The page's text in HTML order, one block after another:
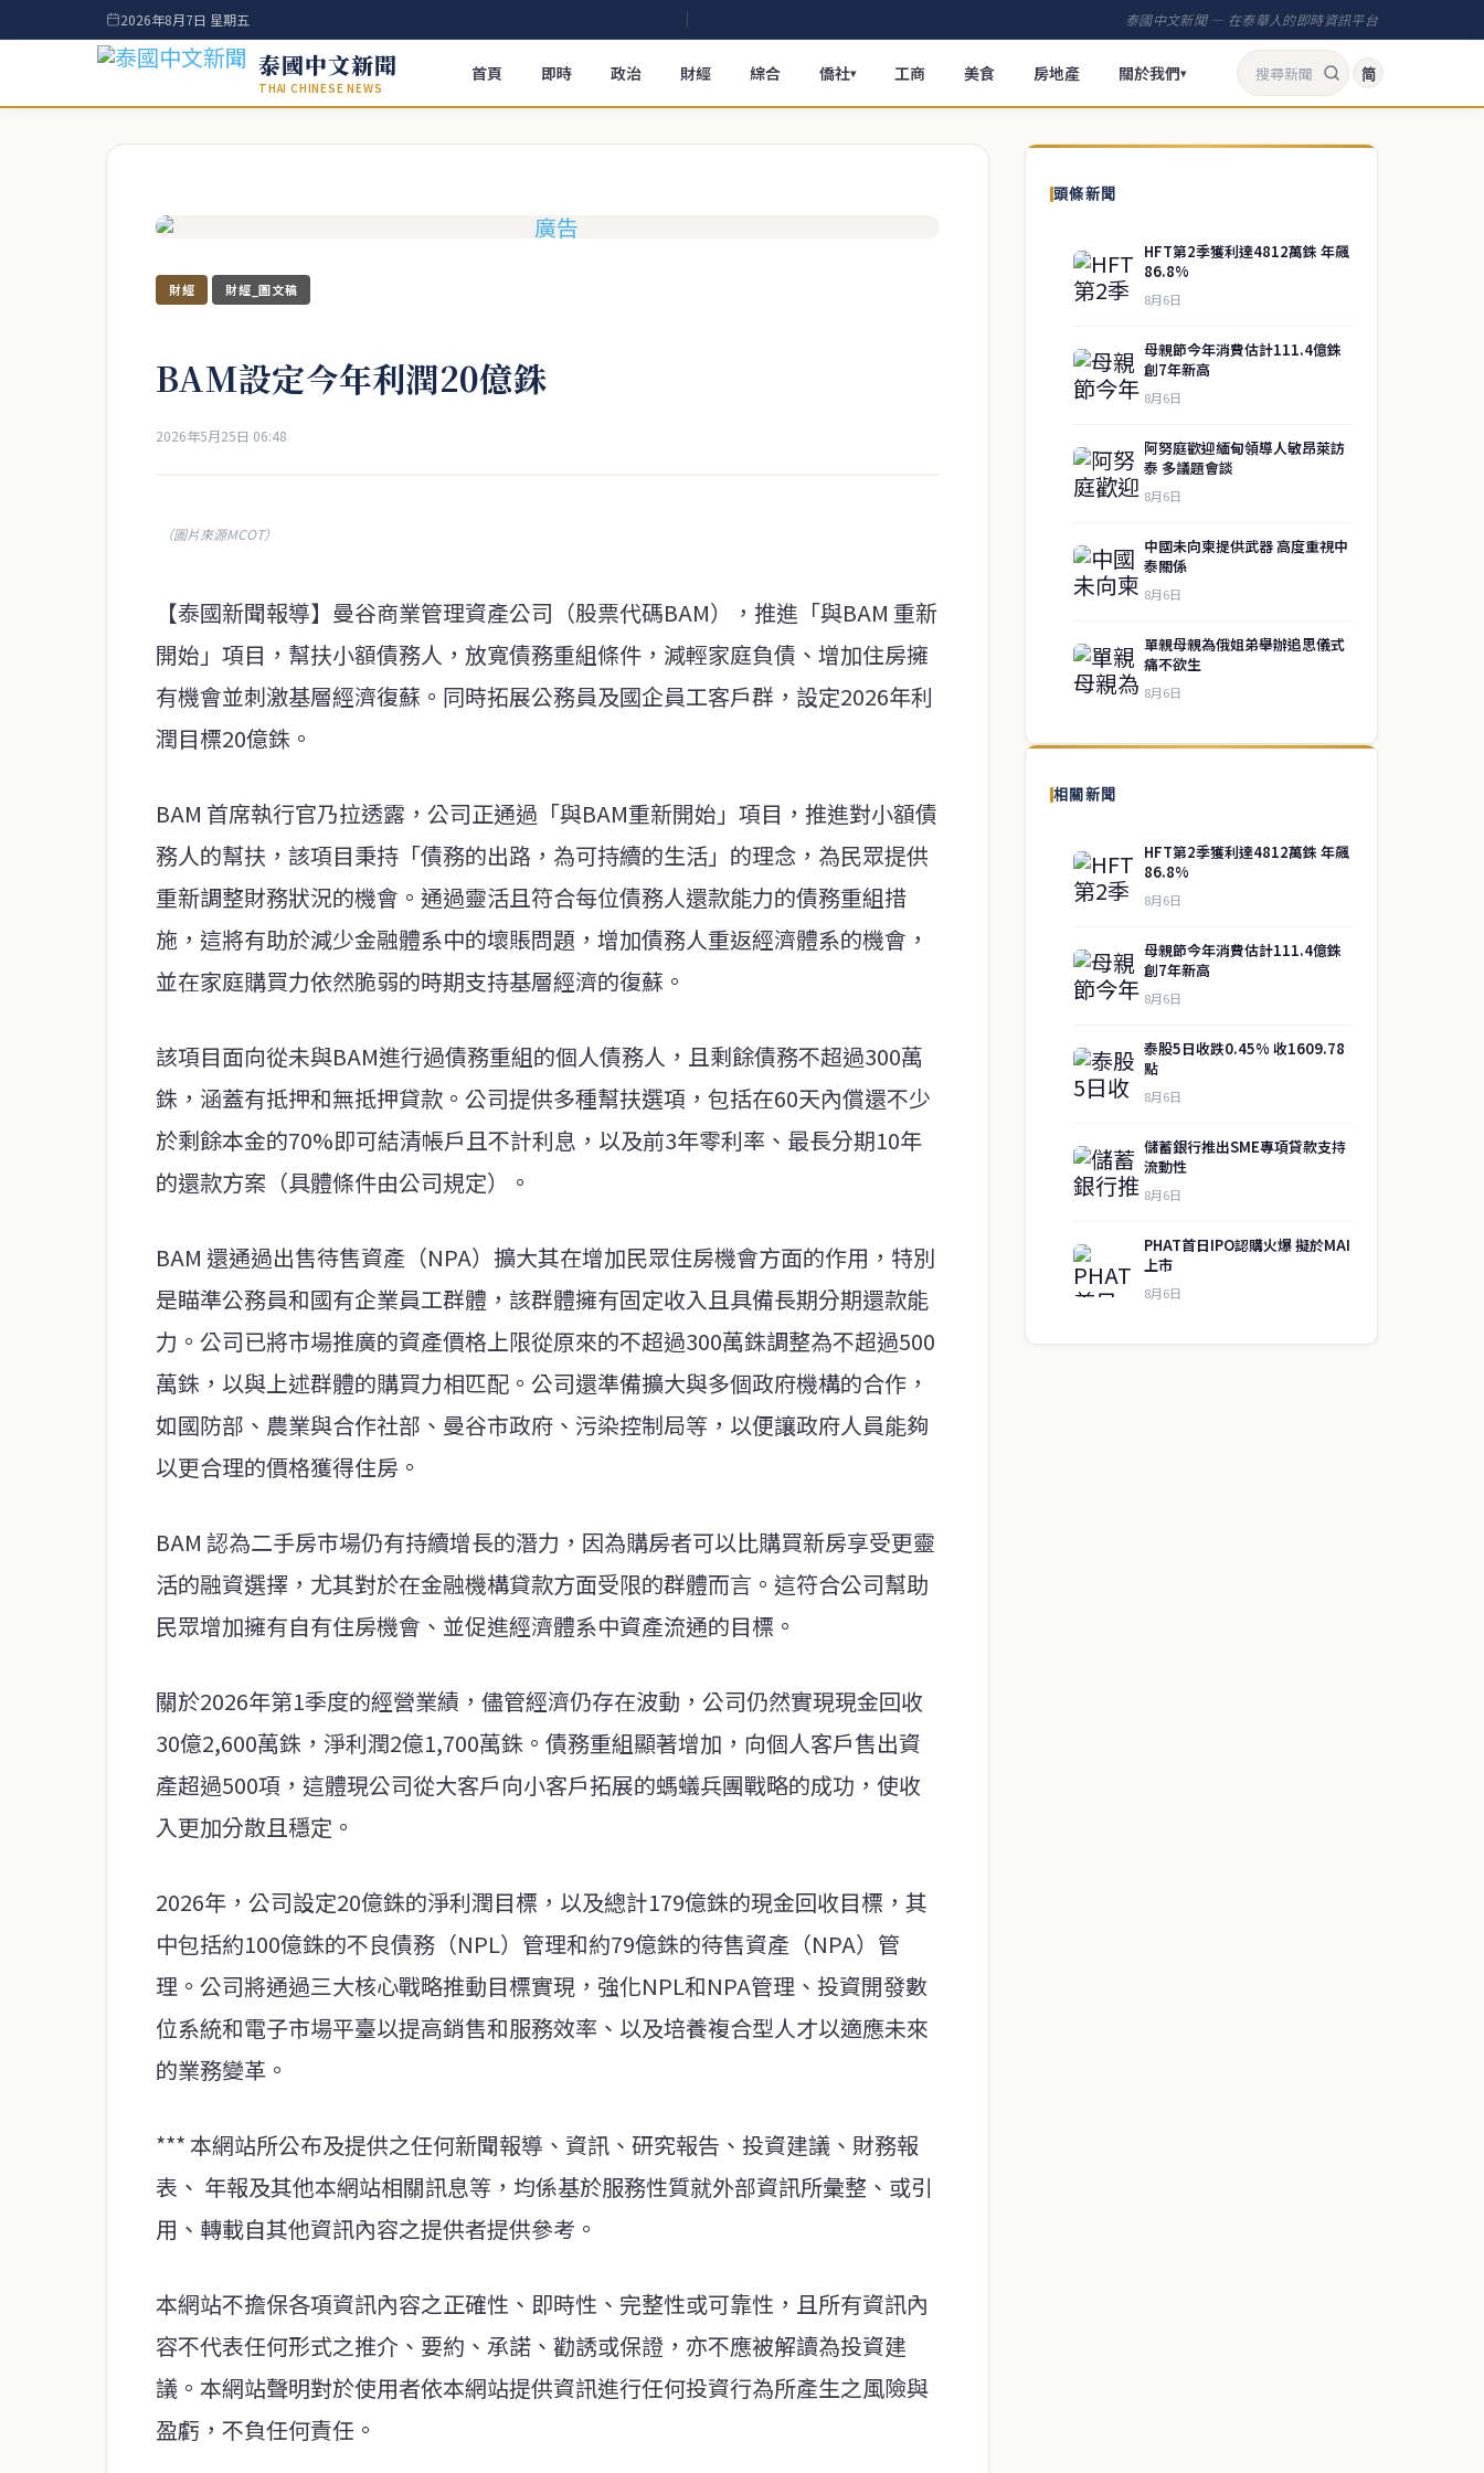
2026年8月7日 星期五 泰國中文新聞 — 在泰華人的即時資訊平台
泰國中文新聞
THAI CHINESE NEWS
首頁 即時 政治 財經 綜合 僑社▾ 工商 美食 房地產 關於我們▾ 简
財經 財經_圖文稿
BAM設定今年利潤20億銖
2026年5月25日 06:48
（圖片來源MCOT）
【泰國新聞報導】曼谷商業管理資產公司（股票代碼BAM），推進「與BAM 重新
開始」項目，幫扶小額債務人，放寬債務重組條件，減輕家庭負債、增加住房擁
有機會並刺激基層經濟復蘇。同時拓展公務員及國企員工客戶群，設定2026年利
潤目標20億銖。
BAM 首席執行官乃拉透露，公司正通過「與BAM重新開始」項目，推進對小額債
務人的幫扶，該項目秉持「債務的出路，為可持續的生活」的理念，為民眾提供
重新調整財務狀況的機會。通過靈活且符合每位債務人還款能力的債務重組措
施，這將有助於減少金融體系中的壞賬問題，增加債務人重返經濟體系的機會，
並在家庭購買力依然脆弱的時期支持基層經濟的復蘇。
該項目面向從未與BAM進行過債務重組的個人債務人，且剩餘債務不超過300萬
銖，涵蓋有抵押和無抵押貸款。公司提供多種幫扶選項，包括在60天內償還不少
於剩餘本金的70%即可結清帳戶且不計利息，以及前3年零利率、最長分期10年
的還款方案（具體條件由公司規定）。
BAM 還通過出售待售資產（NPA）擴大其在增加民眾住房機會方面的作用，特別
是瞄準公務員和國有企業員工群體，該群體擁有固定收入且具備長期分期還款能
力。公司已將市場推廣的資產價格上限從原來的不超過300萬銖調整為不超過500
萬銖，以與上述群體的購買力相匹配。公司還準備擴大與多個政府機構的合作，
如國防部、農業與合作社部、曼谷市政府、污染控制局等，以便讓政府人員能夠
以更合理的價格獲得住房。
BAM 認為二手房市場仍有持續增長的潛力，因為購房者可以比購買新房享受更靈
活的融資選擇，尤其對於在金融機構貸款方面受限的群體而言。這符合公司幫助
民眾增加擁有自有住房機會、並促進經濟體系中資產流通的目標。
關於2026年第1季度的經營業績，儘管經濟仍存在波動，公司仍然實現現金回收
30億2,600萬銖，淨利潤2億1,700萬銖。債務重組顯著增加，向個人客戶售出資
產超過500項，這體現公司從大客戶向小客戶拓展的螞蟻兵團戰略的成功，使收
入更加分散且穩定。
2026年，公司設定20億銖的淨利潤目標，以及總計179億銖的現金回收目標，其
中包括約100億銖的不良債務（NPL）管理和約79億銖的待售資產（NPA）管
理。公司將通過三大核心戰略推動目標實現，強化NPL和NPA管理、投資開發數
位系統和電子市場平臺以提高銷售和服務效率、以及培養複合型人才以適應未來
的業務變革。
*** 本網站所公布及提供之任何新聞報導、資訊、研究報告、投資建議、財務報
表、 年報及其他本網站相關訊息等，均係基於服務性質就外部資訊所彙整、或引
用、轉載自其他資訊內容之提供者提供參考。
本網站不擔保各項資訊內容之正確性、即時性、完整性或可靠性，且所有資訊內
容不代表任何形式之推介、要約、承諾、勸誘或保證，亦不應被解讀為投資建
議。本網站聲明對於使用者依本網站提供資訊進行任何投資行為所產生之風險與
盈虧，不負任何責任。
頭條新聞
HFT第2季獲利達4812萬銖 年飆
86.8%
8月6日
母親節今年消費估計111.4億銖
創7年新高
8月6日
阿努庭歡迎緬甸領導人敏昂萊訪
泰 多議題會談
8月6日
中國未向柬提供武器 高度重視中
泰關係
8月6日
單親母親為俄姐弟舉辦追思儀式
痛不欲生
8月6日
相關新聞
HFT第2季獲利達4812萬銖 年飆
86.8%
8月6日
母親節今年消費估計111.4億銖
創7年新高
8月6日
泰股5日收跌0.45% 收1609.78
點
8月6日
儲蓄銀行推出SME專項貸款支持
流動性
8月6日
PHAT首日IPO認購火爆 擬於MAI
上市
8月6日